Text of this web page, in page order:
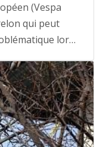
(Vespa
qui peut
lor…